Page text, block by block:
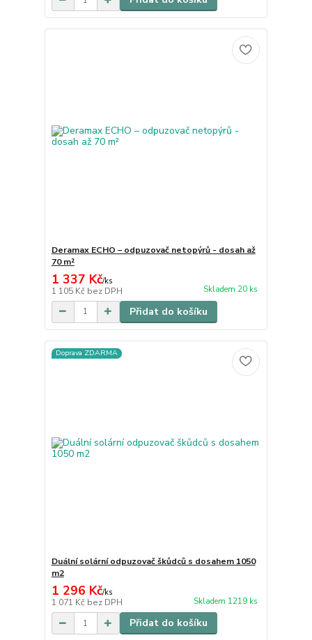
Deramax ECHO – odpuzovač netopýrů - dosah až
70 m²
1 337 Kč/ks
1 105 Kč bez DPH Skladem 20 ks
Přidat do košíku
Doprava ZDARMA
Duální solární odpuzovač škůdců s dosahem 1050
m2
1 296 Kč/ks
1 071 Kč bez DPH Skladem 1219 ks
Přidat do košíku